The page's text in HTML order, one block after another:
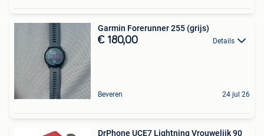
Garmin Forerunner 255 (grijs)
€ 180,00 Details
Beveren 24 jul 26
DrPhone UCE7 Lightning Vrouwelijk 90